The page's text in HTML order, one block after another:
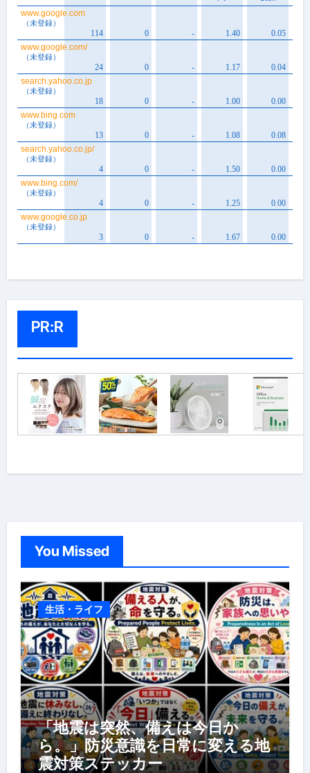
PR:R
You Missed
生活・ライフ
「地震は突然、備えは今日か
ら。」防災意識を日常に変える地
震対策ステッカー